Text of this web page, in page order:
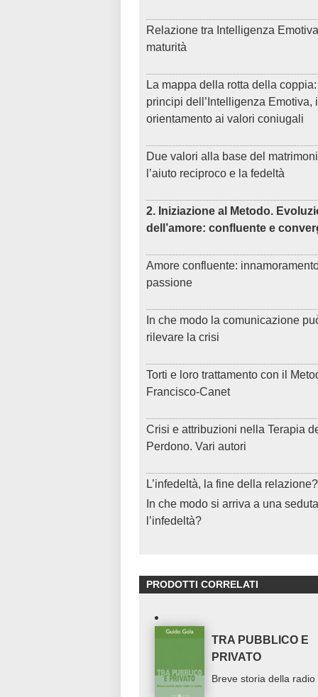
Relazione tra Intelligenza
maturità
La mappa della rotta della
principi dell’Intelligenza Emotiva,
orientamento ai valori coniugali
Due valori alla base del
l’aiuto reciproco e la fedeltà
2. Iniziazione al Metodo.
dell’amore: confluente e
Amore confluente:
passione
In che modo la comunicazione
rilevare la crisi
Torti e loro trattamento con il
Francisco-Canet
Crisi e attribuzioni nella Terapia
Perdono. Vari autori
L’infedeltà, la fine della relazione?
In che modo si arriva a una
l’infedeltà?
PRODOTTI CORRELATI
TRA PUBBLICO E
PRIVATO
Breve storia della radio